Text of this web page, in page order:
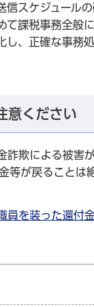
信スケジュール
て課税事務全般
し、正確な事務
意ください
欺による被害が
等が戻ることは
員を装った還付